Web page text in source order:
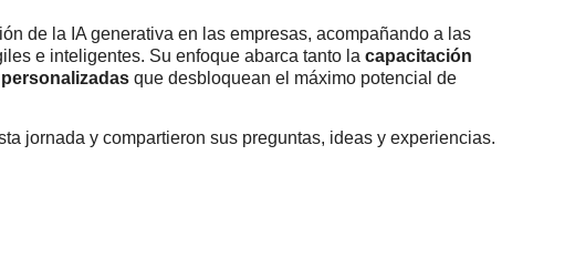
de la IA generativa en las empresas, acompañando a las
e inteligentes. Su enfoque abarca tanto la capacitación
que desbloquean el máximo potencial de
jornada y compartieron sus preguntas, ideas y experiencias.